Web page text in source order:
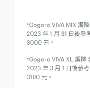
*Gogoro VIVA MIX 調
2023 年 1 月 31 日後參
3000 元。
*Gogoro VIVA XL 調降
2023 年 3 月 1 日後參
3180 元。